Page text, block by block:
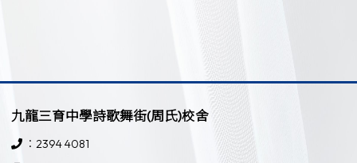
九龍三育中學詩歌舞街(周氏)校舍
：2394 4081